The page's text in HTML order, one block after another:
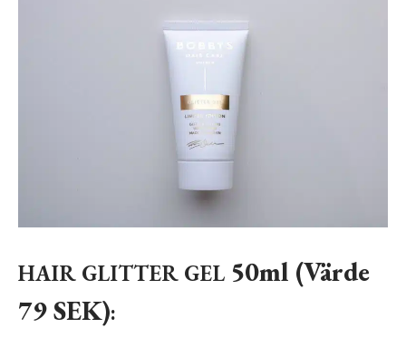
HAIR GLITTER GEL 50ml (Värde
79 SEK):